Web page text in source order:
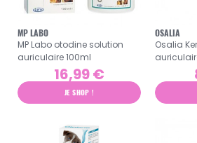
MP LABO
MP Labo otodine solution
auriculaire 100ml
16,99 €
JE SHOP !
OSALIA
Osalia